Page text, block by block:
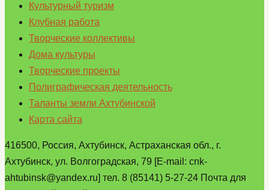
Культурный туризм
Клубная работа
Творческие коллективы
Дома культуры
Творческие проекты
Полиграфическая деятельность
Таланты земли Ахтубинской
Карта сайта
416500, Россия, Ахтубинск, Астраханская обл., г.
Ахтубинск, ул. Волгоградская, 79 [E-mail: cnk-
ahtubinsk@yandex.ru] тел. 8 (85141) 5-27-24 Почта для